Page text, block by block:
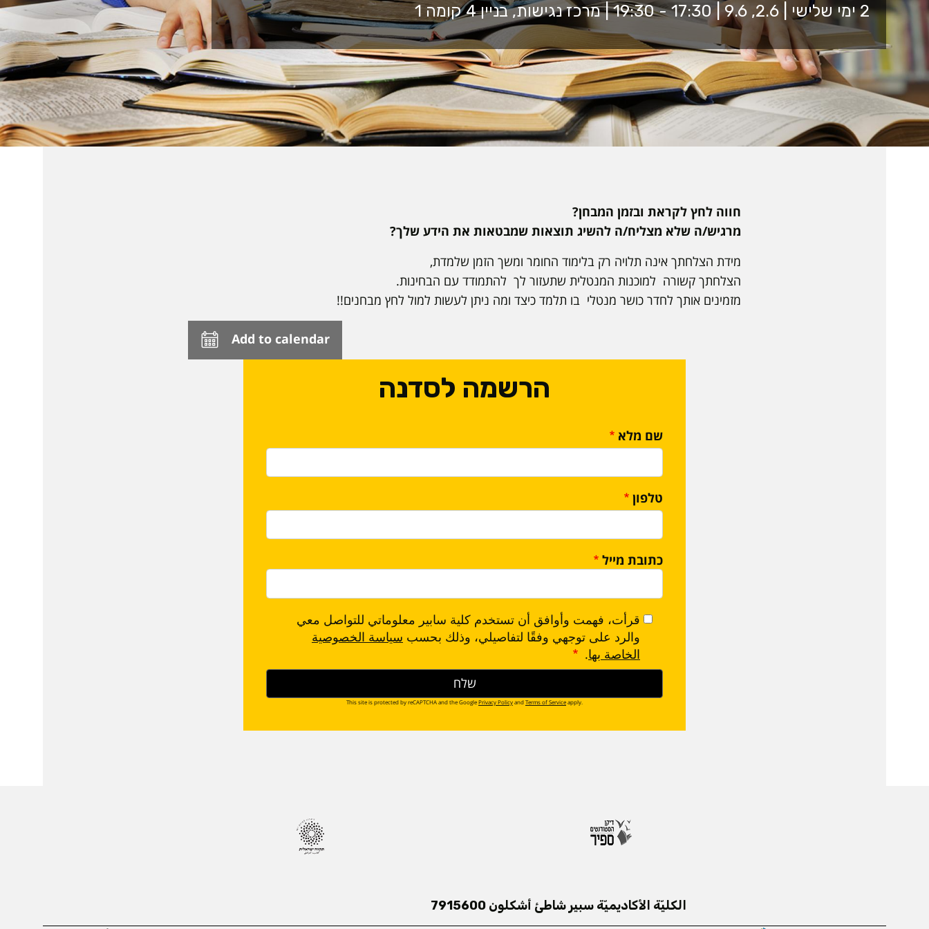
2 ימי שלישי | 2.6, 9.6 | 17:30 - 19:30 | מרכז נגישות, בניין 4 קומה 1
חווה לחץ לקראת ובזמן המבחן?
מרגיש/ה שלא מצליח/ה להשיג תוצאות שמבטאות את הידע שלך?
מידת הצלחתך אינה תלויה רק בלימוד החומר ומשך הזמן שלמדת,
הצלחתך קשורה למוכנות המנטלית שתעזור לך להתמודד עם הבחינות.
מזמינים אותך לחדר כושר מנטלי בו תלמד כיצד ומה ניתן לעשות למול לחץ מבחנים!!
Add to calendar
הרשמה לסדנה
שם מלא
טלפון
כתובת מייל
قرأت، فهمت وأوافق أن تستخدم كلية سابير معلوماتي للتواصل معي
والرد على توجهي وفقًا لتفاصيلي، وذلك بحسب سياسة الخصوصية
الخاصة بها.
This site is protected by reCAPTCHA and the GooglePrivacy PolicyandTerms of Serviceapply.
الكليّة الأكاديميّة سبير شاطئ أشكلون 7915600